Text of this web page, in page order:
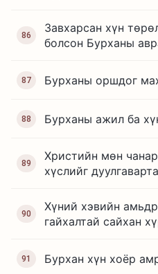
86
Завхарсан хүн
болсон Бурханы
87 Бурханы оршдог
88 Бурханы ажил ба
89
Христийн мөн
хүслийг
90
Хүний хэвийн
гайхалтай сайхан
91 Бурхан хүн хоёр